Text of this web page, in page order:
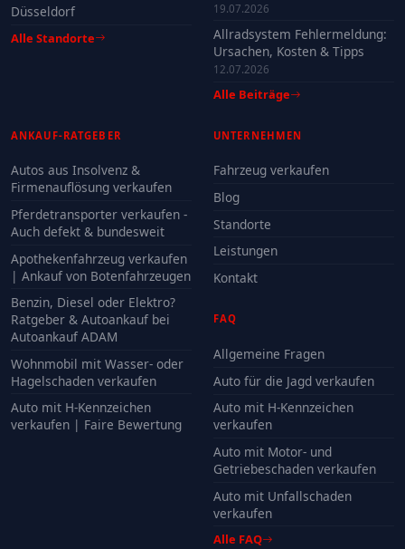
Düsseldorf
Alle Standorte
19.07.2026
Allradsystem Fehlermeldung:
Ursachen, Kosten & Tipps
12.07.2026
Alle Beiträge
ANKAUF-RATGEBER
Autos aus Insolvenz &
Firmenauflösung verkaufen
Pferdetransporter verkaufen -
Auch defekt & bundesweit
Apothekenfahrzeug verkaufen
| Ankauf von Botenfahrzeugen
Benzin, Diesel oder Elektro?
Ratgeber & Autoankauf bei
Autoankauf ADAM
Wohnmobil mit Wasser- oder
Hagelschaden verkaufen
Auto mit H-Kennzeichen
verkaufen | Faire Bewertung
UNTERNEHMEN
Fahrzeug verkaufen
Blog
Standorte
Leistungen
Kontakt
FAQ
Allgemeine Fragen
Auto für die Jagd verkaufen
Auto mit H-Kennzeichen
verkaufen
Auto mit Motor- und
Getriebeschaden verkaufen
Auto mit Unfallschaden
verkaufen
Alle FAQ